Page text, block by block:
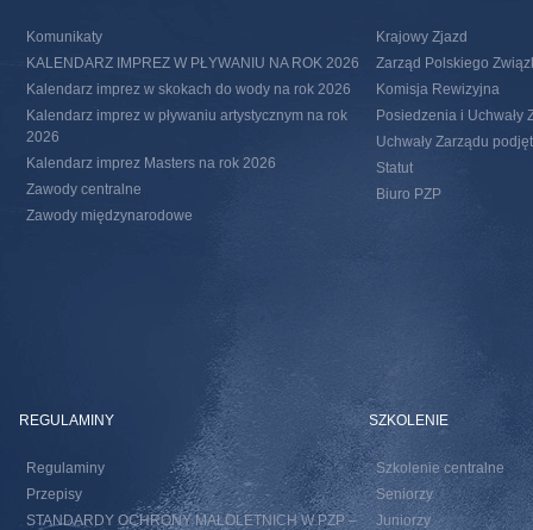
Komunikaty
KALENDARZ IMPREZ W PŁYWANIU NA ROK 2026
Kalendarz imprez w skokach do wody na rok 2026
Kalendarz imprez w pływaniu artystycznym na rok
2026
Kalendarz imprez Masters na rok 2026
Zawody centralne
Zawody międzynarodowe
Krajowy Zjazd
Zarząd Polskiego
Komisja Rewizyjna
Posiedzenia i Uchwały
Uchwały Zarządu
Statut
Biuro PZP
REGULAMINY
Regulaminy
Przepisy
STANDARDY OCHRONY MAŁOLETNICH W PZP –
SZKOLENIE
Szkolenie centralne
Seniorzy
Juniorzy